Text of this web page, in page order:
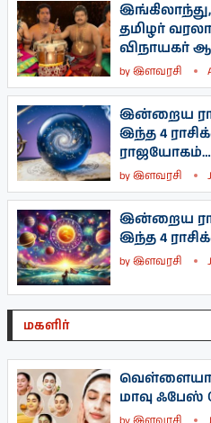
தமிழர்
விநாயகர்
byஇளவரசி
இன்றைய
இந்த 4
byஇளவரசி
இன்றைய
இந்த 4
byஇளவரசி
மகளிர்
மாவு ஃபேஸ்